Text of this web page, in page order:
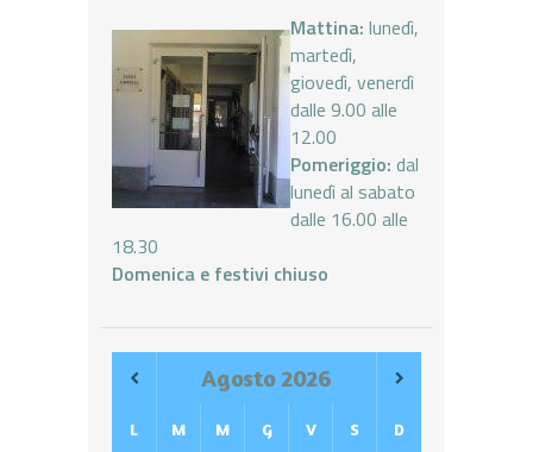
Mattina: lunedì,
martedì,
giovedì, venerdì
dalle 9.00 alle
12.00
Pomeriggio: dal
lunedì al sabato
dalle 16.00 alle
18.30
Domenica e festivi chiuso
Agosto2026
L M M G V S D